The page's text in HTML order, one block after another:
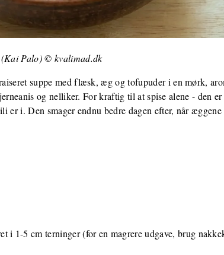
Palo) © kvalimad.dk
suppe med flæsk, æg og tofupuder i en mørk,
og nelliker. For kraftig til at spise alene - den
er i. Den smager endnu bedre dagen efter, når
i 1-5 cm terninger (for en magrere udgave, brug